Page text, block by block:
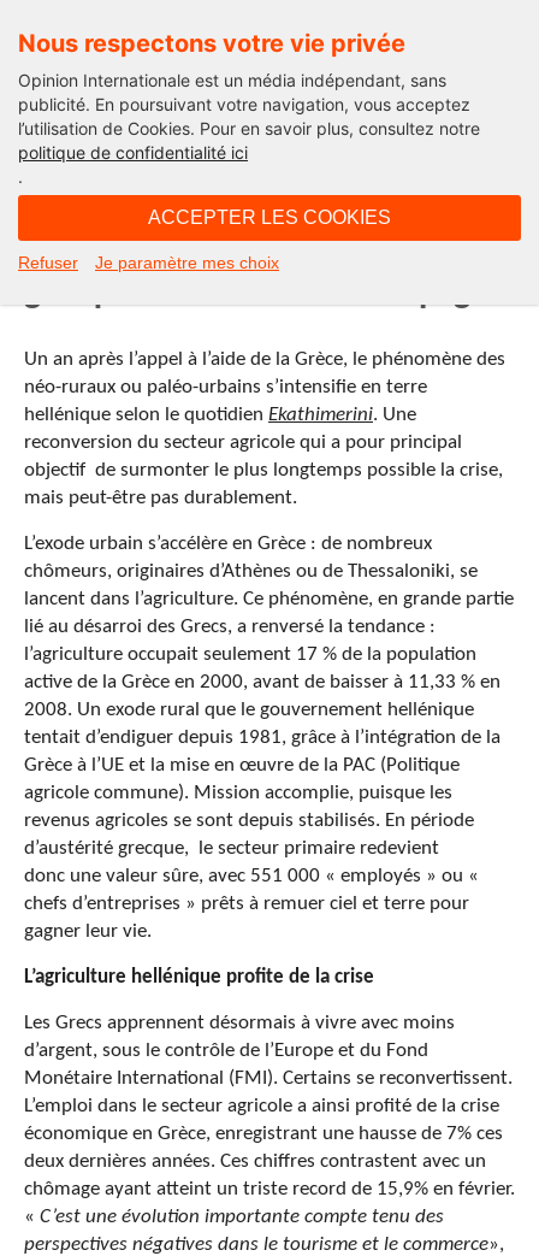
Nous respectons votre vie privée
Opinion Internationale est un média indépendant, sans
publicité. En poursuivant votre navigation, vous acceptez
l’utilisation de Cookies. Pour en savoir plus, consultez notre
politique de confidentialité ici
.
ACCEPTER LES COOKIES
Refuser Je paramètre mes choix
International
Conséquence inattendue de la crise
Un an après l’appel à l’aide de la Grèce, le phénomène des
néo-ruraux ou paléo-urbains s’intensifie en terre
hellénique selon le quotidien Ekathimerini. Une
reconversion du secteur agricole qui a pour principal
objectif de surmonter le plus longtemps possible la crise,
mais peut-être pas durablement.
L’exode urbain s’accélère en Grèce : de nombreux
chômeurs, originaires d’Athènes ou de Thessaloniki, se
lancent dans l’agriculture. Ce phénomène, en grande partie
lié au désarroi des Grecs, a renversé la tendance :
l’agriculture occupait seulement 17 % de la population
active de la Grèce en 2000, avant de baisser à 11,33 % en
2008. Un exode rural que le gouvernement hellénique
tentait d’endiguer depuis 1981, grâce à l’intégration de la
Grèce à l’UE et la mise en œuvre de la PAC (Politique
agricole commune). Mission accomplie, puisque les
revenus agricoles se sont depuis stabilisés. En période
d’austérité grecque, le secteur primaire redevient
donc une valeur sûre, avec 551 000 « employés » ou «
chefs d’entreprises » prêts à remuer ciel et terre pour
gagner leur vie.
L’agriculture hellénique profite de la crise
Les Grecs apprennent désormais à vivre avec moins
d’argent, sous le contrôle de l’Europe et du Fond
Monétaire International (FMI). Certains se reconvertissent.
L’emploi dans le secteur agricole a ainsi profité de la crise
économique en Grèce, enregistrant une hausse de 7% ces
deux dernières années. Ces chiffres contrastent avec un
chômage ayant atteint un triste record de 15,9% en février.
« C’est une évolution importante compte tenu des
perspectives négatives dans le tourisme et le commerce»,